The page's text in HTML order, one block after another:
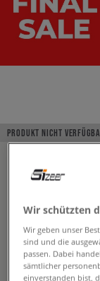
PRODUKT NICHT
Wir schützten
Wir geben unser
sind und die
passen. Dabei
sämtlicher
einverstanden bist,